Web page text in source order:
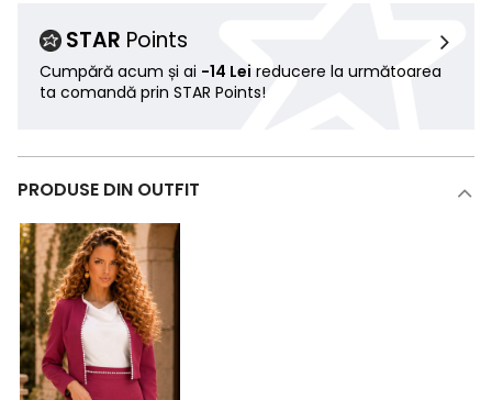
STAR Points
Cumpără acum și ai -14 Lei reducere la următoarea
ta comandă prin STAR Points!
PRODUSE DIN OUTFIT